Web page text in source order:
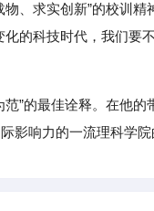
、求实创新”的校训
的科技时代，我们要
”的最佳诠释。在他
影响力的一流理科学院